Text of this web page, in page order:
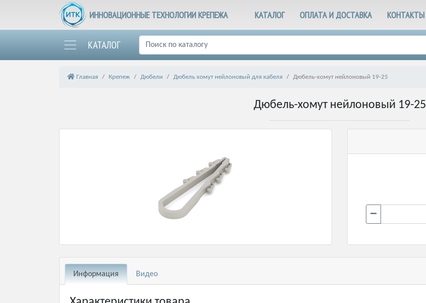
ИННОВАЦИОННЫЕ ТЕХНОЛОГИИ КРЕПЕЖА КАТАЛОГ ОПЛАТА И ДОСТАВКА КОНТАКТЫ
КАТАЛОГ
Главная Крепеж Дюбели Дюбель хомут нейлоновый для кабеля Дюбель-хомут нейлоновый 19-25
Дюбель-хомут нейлоновый 19-25
Информация Видео